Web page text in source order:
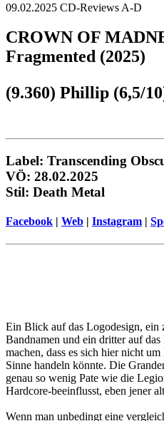
09.02.2025 CD-Reviews A-D
CROWN OF
Fragmented (2025)
(9.360) Phillip (6,5/
Label: Transcending
VÖ: 28.02.2025
Stil: Death Metal
Facebook | Web | Instagram |
Ein Blick auf das Logodesign, ein
Bandnamen und ein dritter auf
machen, dass es sich hier nicht
Sinne handeln könnte. Die
genau so wenig Pate wie die
Hardcore-beeinflusst, eben jener
Wenn man unbedingt eine